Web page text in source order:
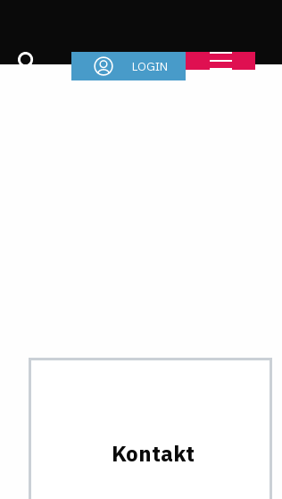
LOGIN
Kontakt